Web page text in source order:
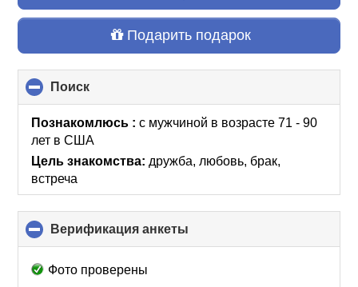
Подарить подарок
Поиск
to
collapse
contents
Познакомлюсь :с мужчиной в возрасте 71 - 90
лет в США
Цель знакомства: дружба, любовь, брак,
встреча
Верификация анкеты
to
Фото проверены